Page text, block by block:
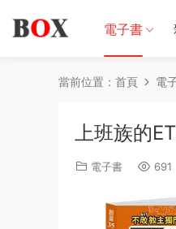
電子書
當前位置： 首頁 電
上班族的
電子書 691